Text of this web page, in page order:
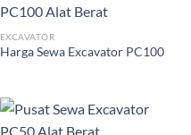
EXCAVATOR
Harga Sewa Excavator PC100